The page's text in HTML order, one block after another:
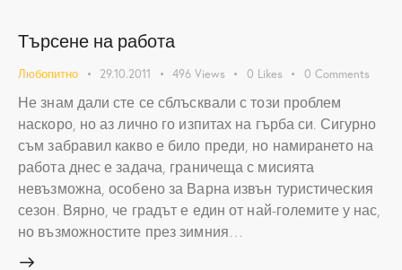
Търсене на работа
Любопитно 29.10.2011 496 Views 0 Likes 0 Comments
Не знам дали сте се сблъсквали с този проблем
наскоро, но аз лично го изпитах на гърба си. Сигурно
съм забравил какво е било преди, но намирането на
работа днес е задача, граничеща с мисията
невъзможна, особено за Варна извън туристическия
сезон. Вярно, че градът е един от най-големите у нас,
но възможностите през зимния…